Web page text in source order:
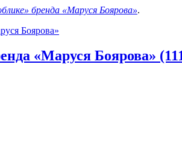
бренда «Маруся Боярова».
Боярова»
«Маруся Боярова»